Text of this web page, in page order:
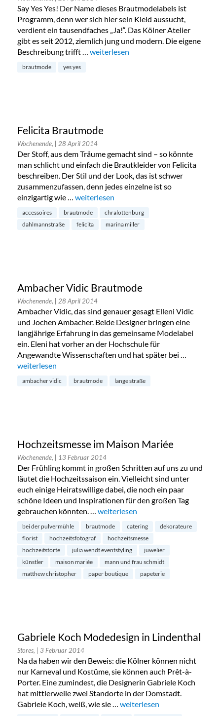
Say Yes Yes! Der Name dieses Brautmodelabels ist
Programm, denn wer sich hier sein Kleid aussucht,
verdient ein tausendfaches „Ja!“. Das Kölner Atelier
gibt es seit 2012, ziemlich jung und modern. Die eigene
Beschreibung trifft … „Say Yes Yes Brautmode“
weiterlesen
brautmode yes yes
Felicita Brautmode
Wochenende, | 28 April 2014
Der Stoff, aus dem Träume gemacht sind – so könnte
man schlicht und einfach die Brautkleider von Felicita
beschreiben. Der Stil und der Look, das ist schwer
zusammenzufassen, denn jedes einzelne ist so
einzigartig wie … „Felicita Brautmode“
weiterlesen
accessoires brautmode
chralottenburg
dahlmannstraße
felicita marina miller
Ambacher Vidic Brautmode
Wochenende, | 28 April 2014
Ambacher Vidic, das sind genauer gesagt Elleni Vidic
und Jochen Ambacher. Beide Designer bringen eine
langjährige Erfahrung in das gemeinsame Modelabel
ein. Eleni hat vorher an der Hochschule für
Angewandte Wissenschaften und hat später bei …
„Ambacher Vidic Brautmode“
weiterlesen
ambacher vidic brautmode lange straße
Hochzeitsmesse im Maison Mariée
Wochenende, | 13 Februar 2014
Der Frühling kommt in großen Schritten auf uns zu und
läutet die Hochzeitssaison ein. Vielleicht sind unter
euch einige Heiratswillige dabei, die noch ein paar
schöne Ideen und Inspirationen für den großen Tag
gebrauchen könnten. … „Hochzeitsmesse im Maison Mariée“
weiterlesen
bei der pulvermühle brautmode catering
dekorateure
florist
hochzeitsfotograf
hochzeitsmesse
hochzeitstorte
julia wendt eventstyling
juwelier
künstler
maison mariée
mann und frau schmidt
matthew christopher
paper boutique papeterie
Gabriele Koch Modedesign in Lindenthal
Stores, | 3 Februar 2014
Na da haben wir den Beweis: die Kölner können nicht
nur Karneval und Kostüme, sie können auch Prêt-à-
Porter. Eine zumindest, die Designerin Gabriele Koch
hat mittlerweile zwei Standorte in der Domstadt.
Gabriele Koch, weiß, wie sie … „Gabriele Koch Modedesign
weiterlesen